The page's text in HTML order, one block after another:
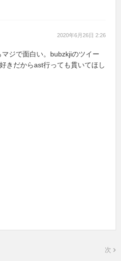
2020年6月26日 2:26
ジで面白い。bubzkjiのツイー
きだからast行っても貫いてほし
次